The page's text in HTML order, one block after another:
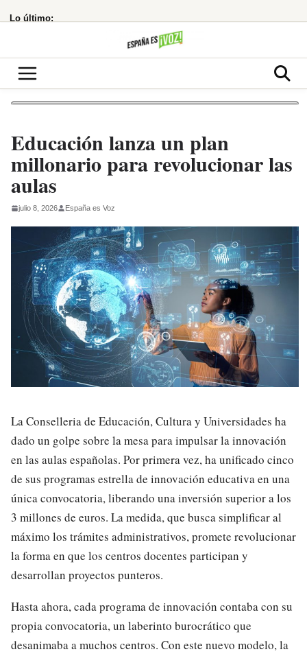
al Lo último:
Educación lanza un plan
millonario para revolucionar las
aulas
julio 8, 2026 España es Voz
La Conselleria de Educación, Cultura y Universidades ha
dado un golpe sobre la mesa para impulsar la innovación
en las aulas españolas. Por primera vez, ha unificado cinco
de sus programas estrella de innovación educativa en una
única convocatoria, liberando una inversión superior a los
3 millones de euros. La medida, que busca simplificar al
máximo los trámites administrativos, promete revolucionar
la forma en que los centros docentes participan y
desarrollan proyectos punteros.
Hasta ahora, cada programa de innovación contaba con su
propia convocatoria, un laberinto burocrático que
desanimaba a muchos centros. Con este nuevo modelo, la